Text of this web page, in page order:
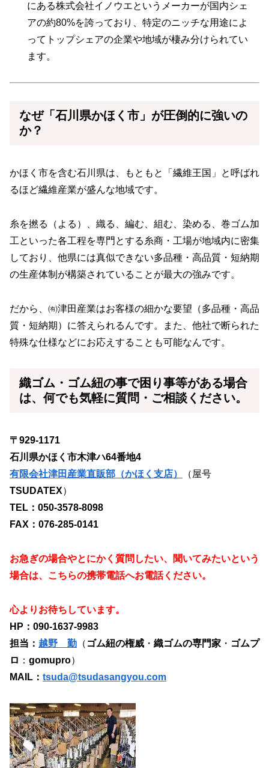
にある株式会社イノウエというメーカーが国内シェ
アの約80%を誇っており、特定のニッチな用途によ
ってトップシェアの企業や地域が棲み分けられてい
ます。
なぜ「石川県かほく市」が圧倒的に強いの
か？
かほく市を含む石川県は、もともと「繊維王国」と呼ばれ
るほど繊維産業が盛んな地域です。
糸を撚る（よる）、織る、編む、組む、染める、巻ゴム加
工といった各工程を専門とする糸商・工場が地域内に密集
しており、他県には真似できない多品種・高品質・短納期
の生産体制が構築されていることが最大の強みです。
だから、㈲津田産業はお客様の細かな要望（多品種・高品
質・短納期）に答えられるんです。また、他社で断られた
特殊な仕様などにお応えすることも可能なんです。
織ゴム・ゴム紐の事で困り事等がある場合
は、何でも気軽に質問・ご相談ください。
〒929-1171
石川県かほく市木津ハ64番地4
有限会社津田産業直販部（かほく支店）
（屋号
TSUDATEX）
TEL：050-3578-8098
FAX：076-285-0141
お急ぎの場合やとにかく質問したい、聞いてみたいという
場合は、こちらの携帯電話へお電話ください。
心よりお待ちしています。
HP：090-1637-9983
担当： 越野 勤 （ ゴム紐の権威 ・ 織ゴムの専門家 ・ ゴムプ
ロ ： gomupro）
MAIL： tsuda@tsudasangyou.com